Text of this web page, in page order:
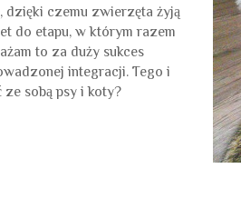
dzięki czemu zwierzęta żyją
do etapu, w którym razem
to za duży sukces
integracji. Tego i
sobą psy i koty?